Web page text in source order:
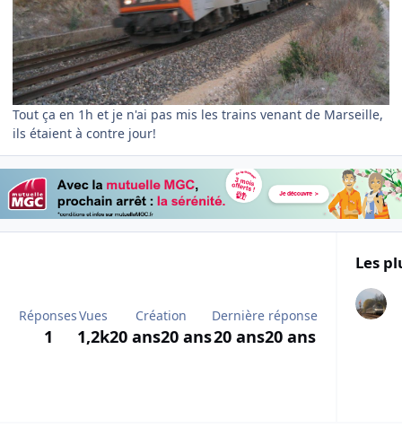
Tout ça en 1h et je n'ai pas mis les trains venant de Marseille,
ils étaient à contre jour!
Réponses
1
Vues
1,2k
Création
20 ans20 ans
Dernière réponse
20 ans20 ans
Les